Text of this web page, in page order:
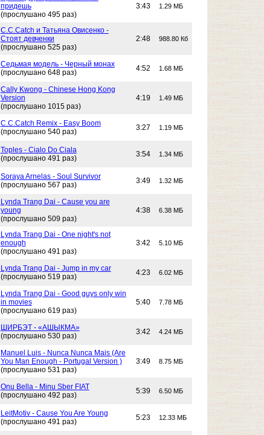
придешь
(прослушано 495 раз)
3:43 1.29 МБ
C.C.Catch и Татьяна Овисенко -
Стоят девченки
(прослушано 525 раз)
2:48 988.80 Кб
Седьмая модель - Черный монах
(прослушано 648 раз)
4:52 1.68 МБ
Cally Kwong - Chinese Hong Kong
Version
(прослушано 1015 раз)
4:19 1.49 МБ
C.C.Catch Remix - Easy Boom
(прослушано 540 раз)
3:27 1.19 МБ
Toples - Cialo Do Ciala
(прослушано 491 раз)
3:54 1.34 МБ
Soraya Arnelas - Soul Survivor
(прослушано 567 раз)
3:49 1.32 МБ
Lynda Trang Dai - Cause you are
young
(прослушано 509 раз)
4:38 6.38 МБ
Lynda Trang Dai - One night's not
enough
(прослушано 491 раз)
3:42 5.10 МБ
Lynda Trang Dai - Jump in my car
(прослушано 519 раз)
4:23 6.02 МБ
Lynda Trang Dai - Good guys only win
in movies
(прослушано 619 раз)
5:40 7.78 МБ
ШИРБЭТ - «АШЫКМА»
(прослушано 530 раз)
3:42 4.24 МБ
Manuel Luis - Nunca Nunca Mais (Are
You Man Enough - Portugal Version )
(прослушано 531 раз)
3:49 8.75 МБ
Onu Bella - Minu Sber FIAT
(прослушано 492 раз)
5:39 6.50 МБ
LeitMotiv - Cause You Are Young
(прослушано 491 раз)
5:23 12.33 МБ